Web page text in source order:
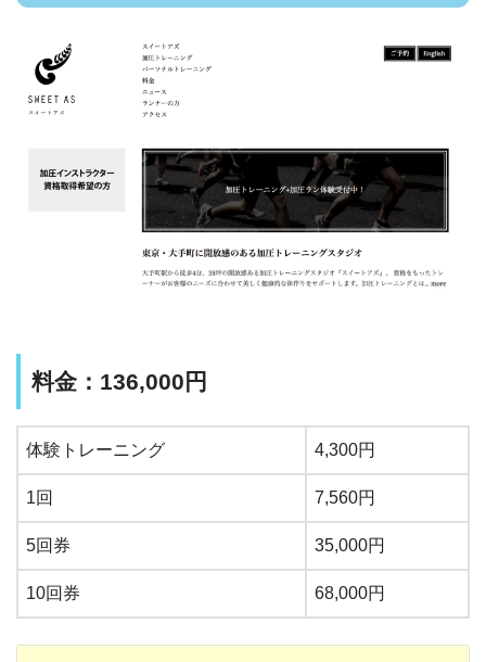
料金：136,000円
体験トレーニング 4,300円
1回 7,560円
5回券 35,000円
10回券 68,000円